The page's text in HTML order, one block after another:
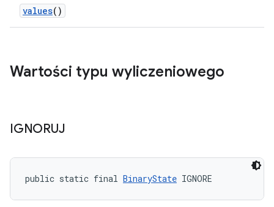
values()
Wartości typu wyliczeniowego
IGNORUJ
public static final BinaryState IGNORE